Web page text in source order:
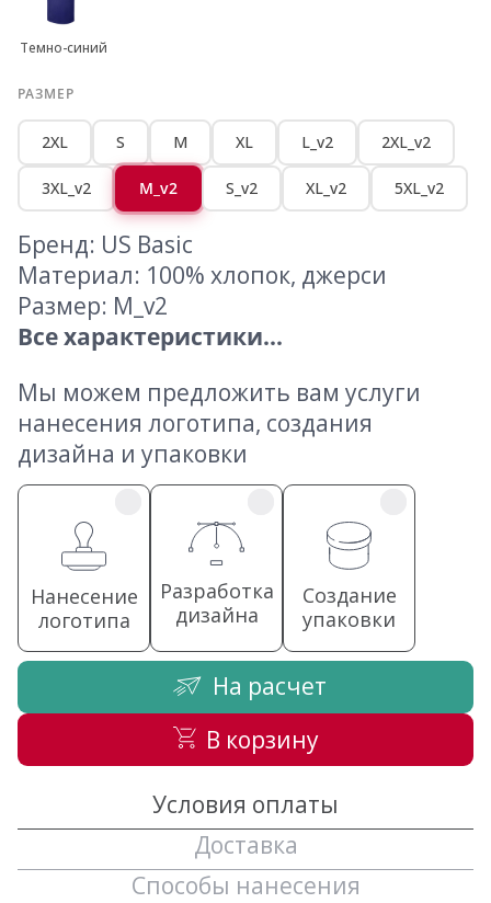
Темно-синий
РАЗМЕР
2XL S M XL L_v2 2XL_v2
3XL_v2 M_v2 S_v2 XL_v2 5XL_v2
Бренд: US Basic
Материал: 100% хлопок, джерси
Размер: M_v2
Все характеристики...
Мы можем предложить вам услуги
нанесения логотипа, создания
дизайна и упаковки
Нанесение
логотипа
Разработка
дизайна
Создание
упаковки
На расчет
В корзину
Условия оплаты
Доставка
Способы нанесения